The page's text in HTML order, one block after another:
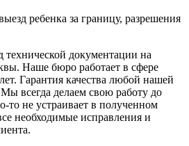
ребенка за границу, разрешения
технической документации на
Наше бюро работает в сфере
Гарантия качества любой нашей
всегда делаем свою работу до
то не устраивает в полученном
необходимые исправления и